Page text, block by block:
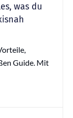
was du
Guide. Mit